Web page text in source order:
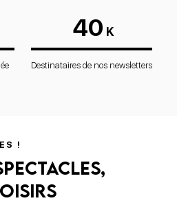
40 K
Destinataires de nos newsletters
!